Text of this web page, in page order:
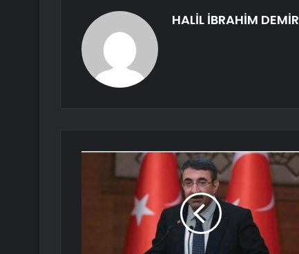
HALİL İBRAHİM DEMİR